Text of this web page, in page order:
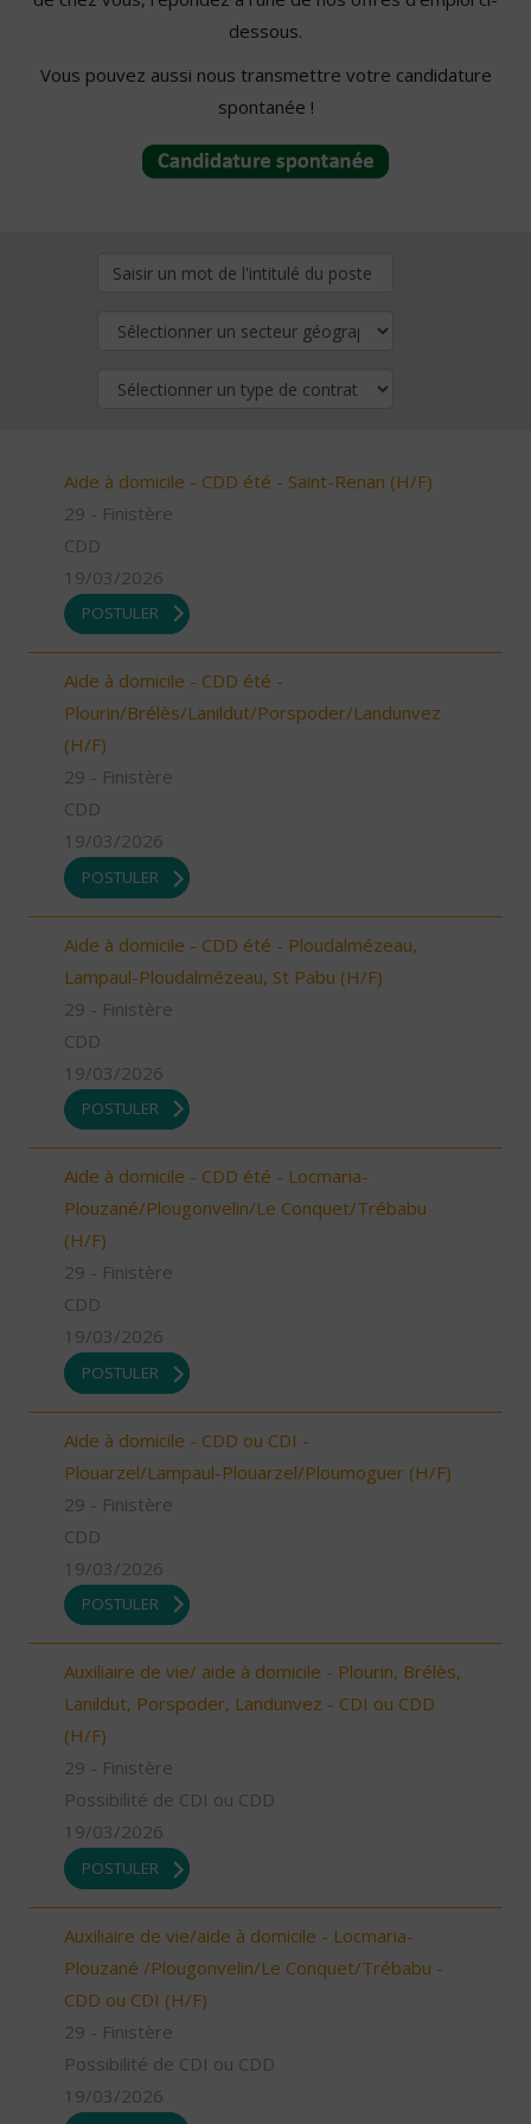
dessous.
Vous pouvez aussi nous transmettre votre candidature
spontanée !
Aide à domicile - CDD été - Saint-Renan (H/F)
29 - Finistère
CDD
19/03/2026
POSTULER
Aide à domicile - CDD été -
Plourin/Brélès/Lanildut/Porspoder/Landunvez
(H/F)
29 - Finistère
CDD
19/03/2026
POSTULER
Aide à domicile - CDD été - Ploudalmézeau,
Lampaul-Ploudalmézeau, St Pabu (H/F)
29 - Finistère
CDD
19/03/2026
POSTULER
Aide à domicile - CDD été - Locmaria-
Plouzané/Plougonvelin/Le Conquet/Trébabu
(H/F)
29 - Finistère
CDD
19/03/2026
POSTULER
Aide à domicile - CDD ou CDI -
Plouarzel/Lampaul-Plouarzel/Ploumoguer (H/F)
29 - Finistère
CDD
19/03/2026
POSTULER
Auxiliaire de vie/ aide à domicile - Plourin, Brélès,
Lanildut, Porspoder, Landunvez - CDI ou CDD
(H/F)
29 - Finistère
Possibilité de CDI ou CDD
19/03/2026
POSTULER
Auxiliaire de vie/aide à domicile - Locmaria-
Plouzané /Plougonvelin/Le Conquet/Trébabu -
CDD ou CDI (H/F)
29 - Finistère
Possibilité de CDI ou CDD
19/03/2026